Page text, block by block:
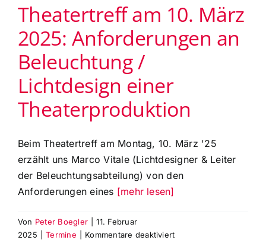
das
Jahr
2024
am
Montag,
5.
2025
Theatertreff am 10. März
2025: Anforderungen an
Beleuchtung /
Lichtdesign einer
Theaterproduktion
Beim Theatertreff am Montag, 10. März '25
erzählt uns Marco Vitale (Lichtdesigner & Leiter
der Beleuchtungsabteilung) von den
Anforderungen eines [mehr lesen]
Von Peter Boegler
11. Februar
2025
Termine Kommentare deaktiviertfür